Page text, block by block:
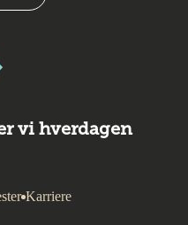
vi hverdagen
Karriere